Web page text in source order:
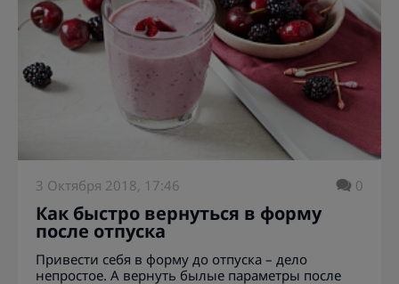
3 Октября 2018, 17:46 0
Как быстро вернуться в форму
после отпуска
Привести себя в форму до отпуска – дело
непростое. А вернуть былые параметры после